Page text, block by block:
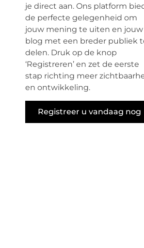
je direct aan. Ons platform
de perfecte gelegenheid om
jouw mening te uiten en jouw
blog met een breder publiek
delen. Druk op de knop
‘Registreren’ en zet de eerste
stap richting meer
en ontwikkeling.
Registreer u vandaag nog